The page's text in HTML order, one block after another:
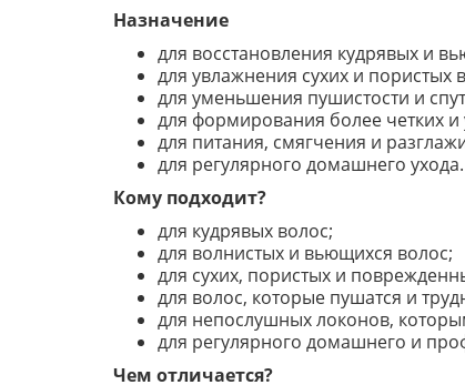
Назначение
для восстановления кудрявых и
для увлажнения сухих и пористых
для уменьшения пушистости и
для формирования более четких и
для питания, смягчения и
для регулярного домашнего ухода.
Кому подходит?
для кудрявых волос;
для волнистых и вьющихся волос;
для сухих, пористых и
для волос, которые пушатся и
для непослушных локонов,
для регулярного домашнего и
Чем отличается?